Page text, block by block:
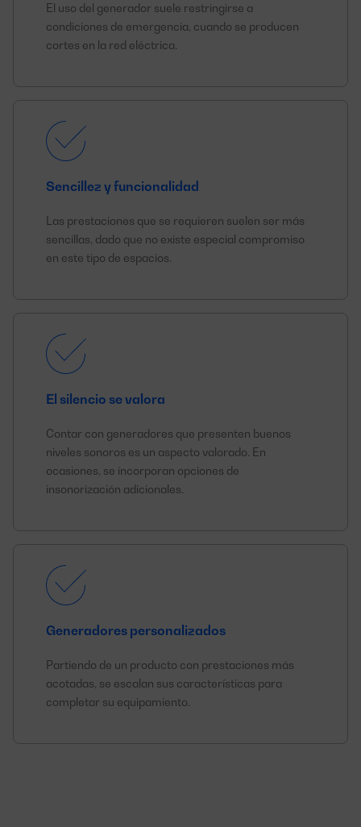
El uso del generador suele restringirse a
condiciones de emergencia, cuando se producen
cortes en la red eléctrica.
Sencillez y funcionalidad
Las prestaciones que se requieren suelen ser más
sencillas, dado que no existe especial compromiso
en este tipo de espacios.
El silencio se valora
Contar con generadores que presenten buenos
niveles sonoros es un aspecto valorado. En
ocasiones, se incorporan opciones de
insonorización adicionales.
Generadores personalizados
Partiendo de un producto con prestaciones más
acotadas, se escalan sus características para
completar su equipamiento.